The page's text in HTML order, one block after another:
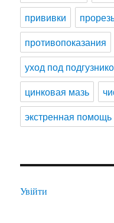
прививки
противопоказания
уход под
цинковая мазь
экстренная помощь
Увійти